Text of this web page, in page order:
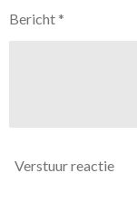
6
Bericht *
Verstuur reactie